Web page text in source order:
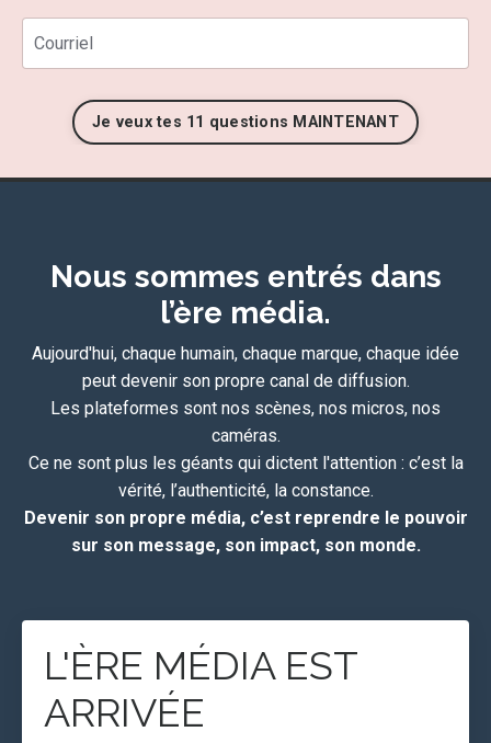
Je veux tes 11 questions MAINTENANT
Nous sommes entrés dans
l’ère média.
Aujourd'hui, chaque humain, chaque marque, chaque idée
peut devenir son propre canal de diffusion.
Les plateformes sont nos scènes, nos micros, nos
caméras.
Ce ne sont plus les géants qui dictent l'attention : c’est la
vérité, l’authenticité, la constance.
Devenir son propre média, c’est reprendre le pouvoir
sur son message, son impact, son monde.
L'ÈRE MÉDIA EST
ARRIVÉE